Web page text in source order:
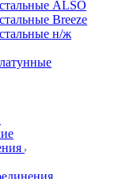
ALSO
Breeze
н/ж